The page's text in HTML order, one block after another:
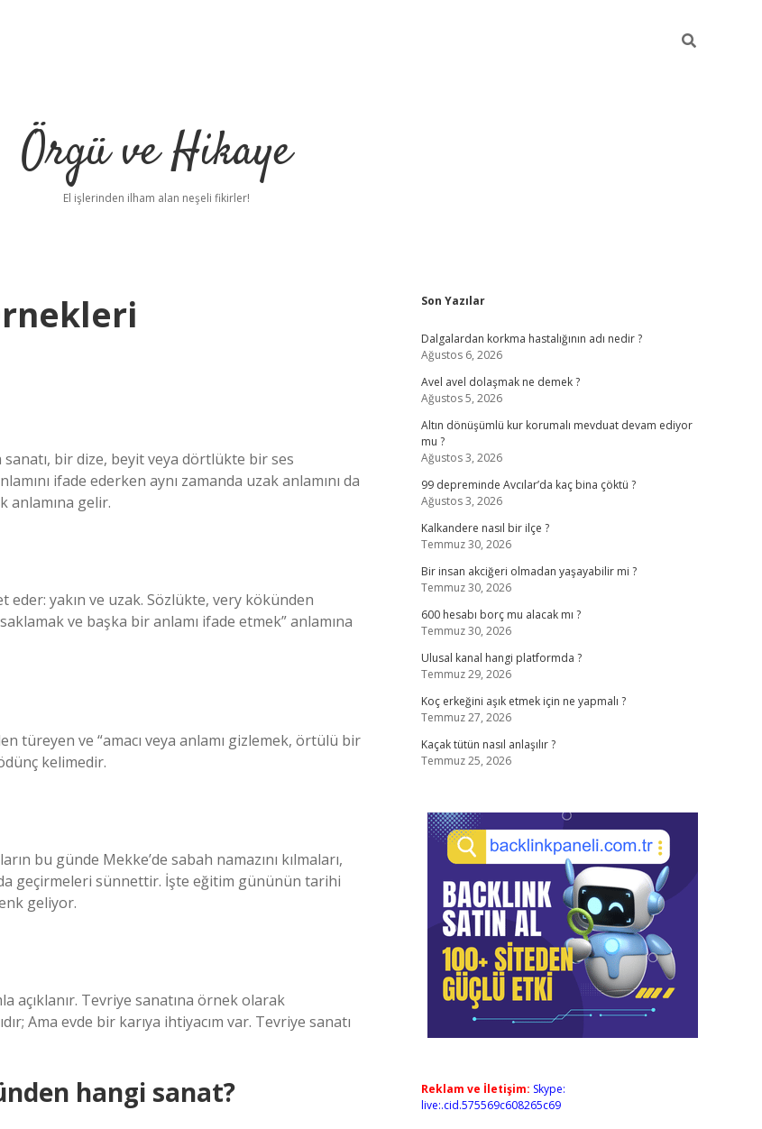
Örgü ve Hikaye
El işlerinden ilham alan neşeli fikirler!
bir dize, beyit veya dörtlükte bir ses
ifade ederken aynı zamanda uzak anlamını da
anlamına gelir.
eder: yakın ve uzak. Sözlükte, very kökünden
ve başka bir anlamı ifade etmek” anlamına
kelimedir.
bu günde Mekke’de sabah namazını kılmaları,
geçirmeleri sünnettir. İşte eğitim gününün tarihi
geliyor.
açıklanır. Tevriye sanatına örnek olarak
Ama evde bir karıya ihtiyacım var. Tevriye sanatı
hangi sanat?
Sidebar
Son Yazılar
Dalgalardan korkma hastalığının adı nedir ?
Ağustos 6, 2026
Avel avel dolaşmak ne demek ?
Ağustos 5, 2026
Altın dönüşümlü kur korumalı mevduat devam ediyor
mu ?
Ağustos 3, 2026
99 depreminde Avcılar’da kaç bina çöktü ?
Ağustos 3, 2026
Kalkandere nasıl bir ilçe ?
Temmuz 30, 2026
Bir insan akciğeri olmadan yaşayabilir mi ?
Temmuz 30, 2026
600 hesabı borç mu alacak mı ?
Temmuz 30, 2026
Ulusal kanal hangi platformda ?
Temmuz 29, 2026
Koç erkeğini aşık etmek için ne yapmalı ?
Temmuz 27, 2026
Kaçak tütün nasıl anlaşılır ?
Temmuz 25, 2026
Reklam ve İletişim: Skype:
live:.cid.575569c608265c69